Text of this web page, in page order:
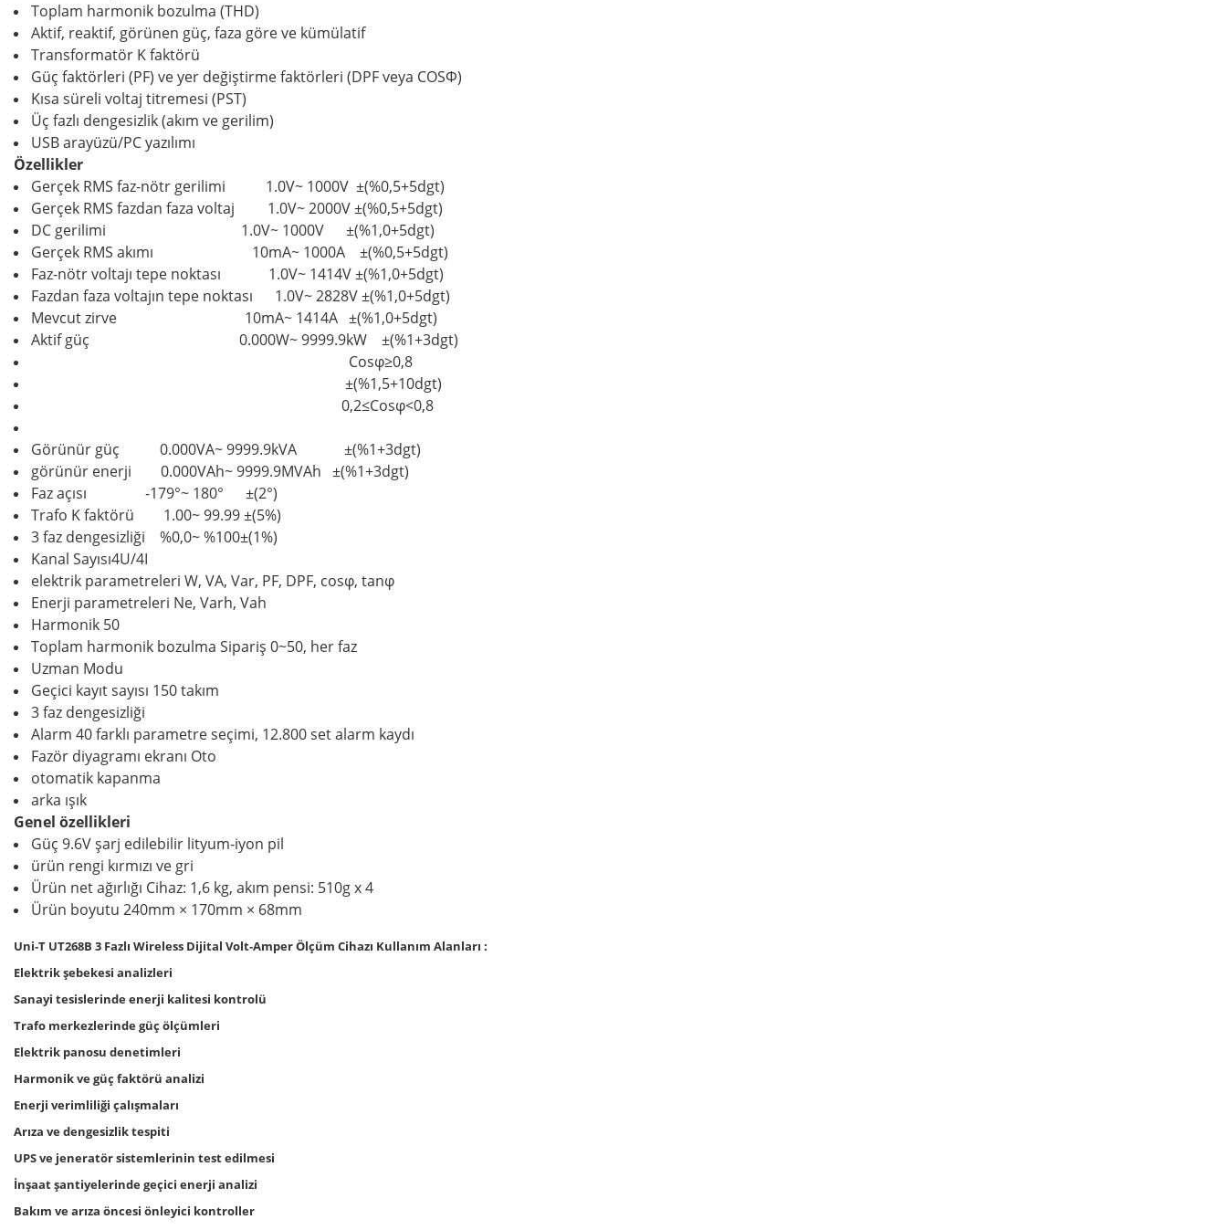
Toplam harmonik bozulma (THD)
Aktif, reaktif, görünen güç, faza göre ve kümülatif
Transformatör K faktörü
Güç faktörleri (PF) ve yer değiştirme faktörleri (DPF veya COSΦ)
Kısa süreli voltaj titremesi (PST)
Üç fazlı dengesizlik (akım ve gerilim)
USB arayüzü/PC yazılımı
Özellikler
Gerçek RMS faz-nötr gerilimi 1.0V~ 1000V ±(%0,5+5dgt)
Gerçek RMS fazdan faza voltaj 1.0V~ 2000V±(%0,5+5dgt)
DC gerilimi 1.0V~ 1000V ±(%1,0+5dgt)
Gerçek RMS akımı 10mA~ 1000A ±(%0,5+5dgt)
Faz-nötr voltajı tepe noktası 1.0V~ 1414V±(%1,0+5dgt)
Fazdan faza voltajın tepe noktası 1.0V~ 2828V±(%1,0+5dgt)
Mevcut zirve 10mA~ 1414A ±(%1,0+5dgt)
Aktif güç 0.000W~ 9999.9kW ±(%1+3dgt)
Cosφ≥0,8
±(%1,5+10dgt)
0,2≤Cosφ<0,8
Görünür güç 0.000VA~ 9999.9kVA ±(%1+3dgt)
görünür enerji 0.000VAh~ 9999.9MVAh ±(%1+3dgt)
Faz açısı -179°~ 180°
±(2°)
Trafo K faktörü 1.00~ 99.99±(5%)
3 faz dengesizliği %0,0~ %100±(1%)
Kanal Sayısı4U/4I
elektrik parametreleri W, VA, Var, PF, DPF, cosφ, tanφ
Enerji parametreleri Ne, Varh, Vah
Harmonik 50
Toplam harmonik bozulma Sipariş 0~50, her faz
Uzman Modu
Geçici kayıt sayısı 150 takım
3 faz dengesizliği
Alarm 40 farklı parametre seçimi, 12.800 set alarm kaydı
Fazör diyagramı ekranı Oto
otomatik kapanma
arka ışık
Genel özellikleri
Güç 9.6V şarj edilebilir lityum-iyon pil
ürün rengi kırmızı ve gri
Ürün net ağırlığı Cihaz: 1,6 kg, akım pensi: 510g x 4
Ürün boyutu 240mm × 170mm × 68mm
Uni‑T UT268B 3 Fazlı Wireless Dijital Volt‑Amper Ölçüm Cihazı Kullanım Alanları :
Elektrik şebekesi analizleri
Sanayi tesislerinde enerji kalitesi kontrolü
Trafo merkezlerinde güç ölçümleri
Elektrik panosu denetimleri
Harmonik ve güç faktörü analizi
Enerji verimliliği çalışmaları
Arıza ve dengesizlik tespiti
UPS ve jeneratör sistemlerinin test edilmesi
İnşaat şantiyelerinde geçici enerji analizi
Bakım ve arıza öncesi önleyici kontroller